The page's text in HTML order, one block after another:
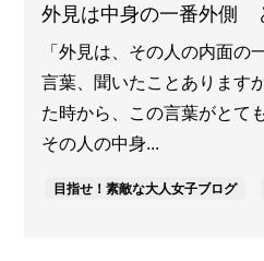
外見は中身の一番外側
「外見は、その人の内面の
言葉、聞いたことあります
た時から、この言葉がとて
その人の中身...
目指せ！素敵な大人女子ブログ